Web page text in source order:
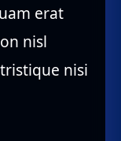
erat
nisl
nisi